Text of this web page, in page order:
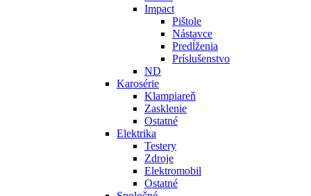
Impact
Pištole
Nástavce
Predĺženia
Príslušenstvo
ND
Karosérie
Klampiareň
Zasklenie
Ostatné
Elektrika
Testery
Zdroje
Elektromobil
Ostatné